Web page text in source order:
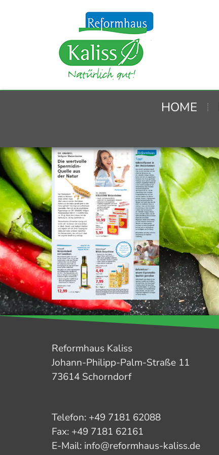
HOME
Reformhaus Kaliss
Johann-Philipp-Palm-Straße 11
73614 Schorndorf
Telefon: +49 7181 62088
Fax: +49 7181 62161
E-Mail: info@reformhaus-kaliss.de